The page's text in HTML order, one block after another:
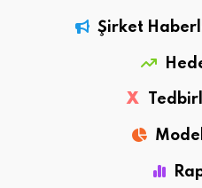
Şirket
X